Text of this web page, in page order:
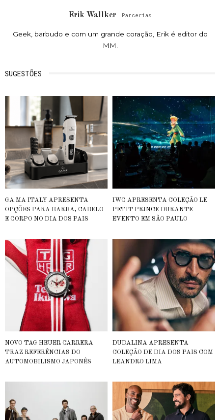
Erik Wallker Parcerias
Geek, barbudo e com um grande coração, Erik é editor do
MM.
SUGESTÕES
GA.MA ITALY APRESENTA
OPÇÕES PARA BARBA, CABELO
E CORPO NO DIA DOS PAIS
IWC APRESENTA COLEÇÃO LE
PETIT PRINCE DURANTE
EVENTO EM SÃO PAULO
NOVO TAG HEUER CARRERA
TRAZ REFERÊNCIAS DO
AUTOMOBILISMO JAPONÊS
DUDALINA APRESENTA
COLEÇÃO DE DIA DOS PAIS COM
LEANDRO LIMA